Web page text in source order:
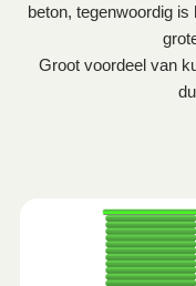
beton, tegenwoordig
Groot voordeel van